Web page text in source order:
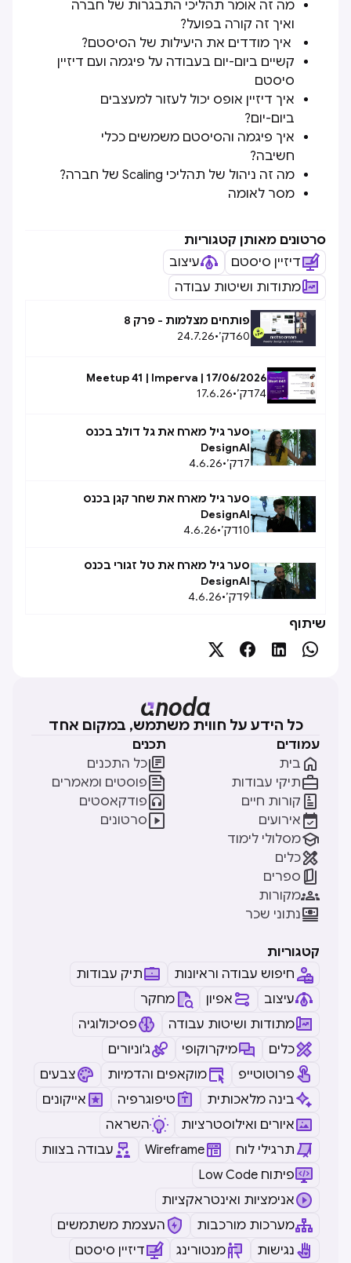
מה זה אומר תהליכי התבגרות של חברה
ואיך זה קורה בפועל?
איך מודדים את היעילות של הסיסטם?
קשיים ביום-יום בעבודה על פיגמה ועם דיזיין
סיסטם
איך דיזיין אופס יכול לעזור למעצבים
ביום-יום?
איך פיגמה והסיסטם משמשים ככלי
חשיבה?
מה זה ניהול של תהליכי Scaling של חברה?
מסר לאומה
סרטונים מאותן קטגוריות
דיזיין סיסטם
עיצוב
מתודות ושיטות עבודה
פותחים מצלמות - פרק 8
60דק׳•
24.7.26
Meetup 41 | Imperva | 17/06/2026
74דק׳•
17.6.26
סער גיל מארח את גל דולב בכנס
DesignAI
7דק׳•
4.6.26
סער גיל מארח את שחר קגן בכנס
DesignAI
10דק׳•
4.6.26
סער גיל מארח את טל זגורי בכנס
DesignAI
9דק׳•
4.6.26
שיתוף




כל הידע על חווית משתמש, במקום אחד
עמודים
בית 
תיקי עבודות
קורות חיים 
אירועים 
מסלולי לימוד
כלים
ספרים 
מקורות
נתוני שכר
תכנים
כל התכנים
פוסטים ומאמרים
פודקאסטים
סרטונים
קטגוריות
חיפוש עבודה וראיונות
תיק עבודות
עיצוב
אפיון
מחקר
מתודות ושיטות עבודה
פסיכולוגיה
כלים
מיקרוקופי
ג'וניורים
פרוטוטייפ
מוקאפים והדמיות
צבעים
בינה מלאכותית
טיפוגרפיה
אייקונים
איורים ואילוסטרציות
השראה
תרגילי לוח
Wireframe
עבודה בצוות
Low Code פיתוח
אנימציות ואינטראקציות
מערכות מורכבות
העצמת משתמשים
נגישות
מנטורינג דיזיין סיסטם